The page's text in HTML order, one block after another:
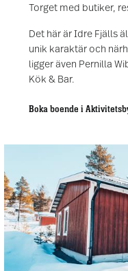
Torget med butiker,
Det här är Idre Fjälls
unik karaktär och
ligger även Pernilla
Kök & Bar.
Boka boende i